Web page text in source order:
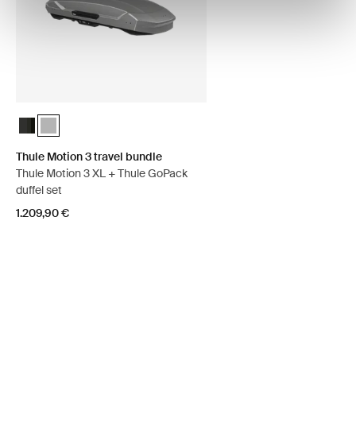
Thule Motion 3 travel bundle Black Glossy
Thule Motion 3 travel bundle Titan Glossy (selected)
Thule Motion 3 travel bundle
Thule Motion 3 XL + Thule GoPack
duffel set
1.209,90 €